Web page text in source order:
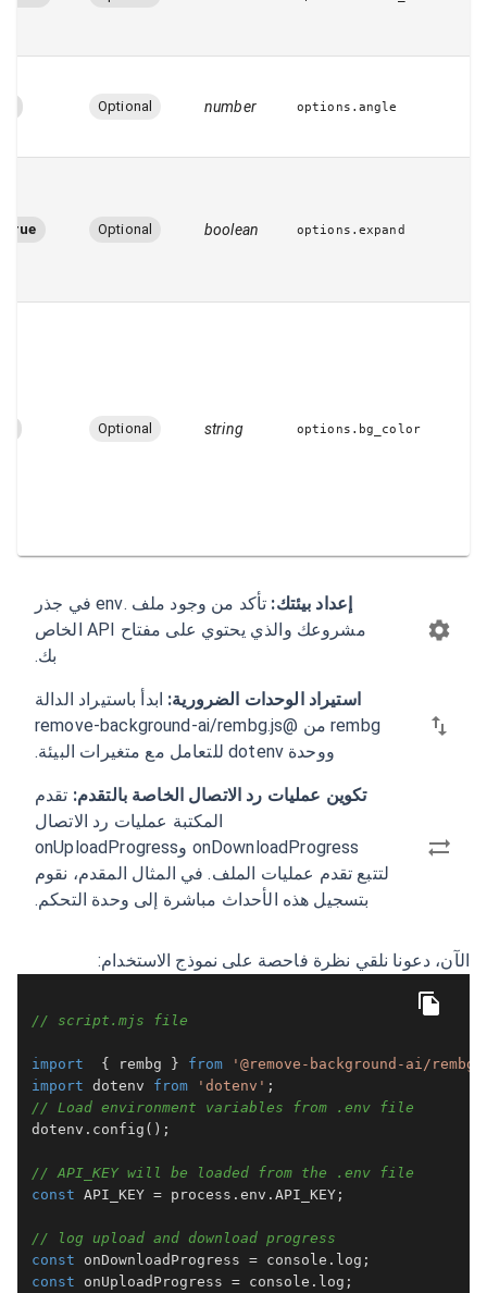
options.angle
number
Optional
options.expand
boolean
Optional
true
options.bg_color
string
Optional
إعداد بيئتك:
تأكد من وجود ملف .env في جذر
مشروعك والذي يحتوي على مفتاح API الخاص
بك.
استيراد الوحدات الضرورية: ابدأ باستيراد الدالة
rembg من @remove-background-ai/rembg.js
ووحدة dotenv للتعامل مع متغيرات البيئة.
تكوين عمليات رد الاتصال الخاصة بالتقدم: تقدم
المكتبة عمليات رد الاتصال
onDownloadProgress وonUploadProgress
لتتبع تقدم عمليات الملف. في المثال المقدم، نقوم
بتسجيل هذه الأحداث مباشرة إلى وحدة التحكم.
الآن، دعونا نلقي نظرة فاحصة على نموذج الاستخدام:
// script.mjs file
import
  { rembg }
from
'@remove-background-ai/
import dotenv from 'dotenv'
// Load environment variables from .env file
dotenv. config ();
// API_KEY will be loaded from the .env file
const API_KEY = process. env . API_KEY ;
// log upload and download progress
const onDownloadProgress = console . log
const onUploadProgress = console . log